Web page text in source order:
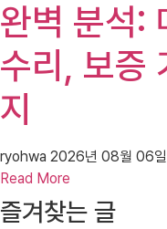
완벽 분석:
수리, 보증
지
ryohwa 2026년 08월 06일
Read More
즐겨찾는 글